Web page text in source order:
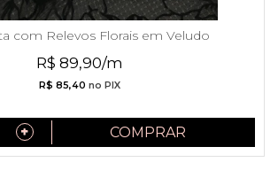
com Relevos Florais em Veludo
R$ 89,90/m
R$ 85,40 no PIX
COMPRAR